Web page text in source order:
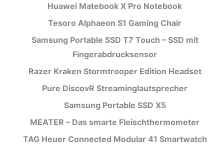
Huawei Matebook X Pro Notebook
Tesoro Alphaeon S1 Gaming Chair
Samsung Portable SSD T7 Touch – SSD mit
Fingerabdrucksensor
Razer Kraken Stormtrooper Edition Headset
Pure DiscovR Streaminglautsprecher
Samsung Portable SSD X5
MEATER – Das smarte Fleischthermometer
TAG Heuer Connected Modular 41 Smartwatch